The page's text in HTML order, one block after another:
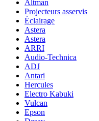
Altman
Projecteurs asservis
Éclairage
Astera
Astera
ARRI
Audio-Technica
ADJ
Antari
Hercules
Electro Kabuki
Vulcan
Epson